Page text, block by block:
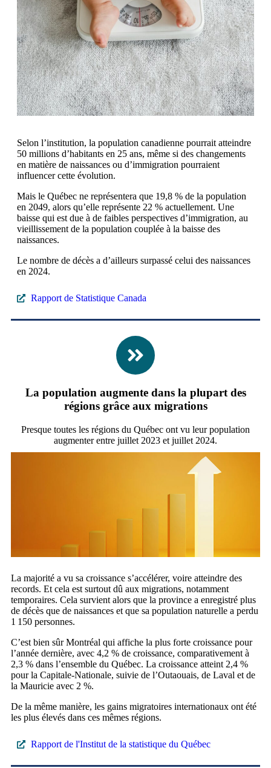
Selon l’institution, la population canadienne pourrait atteindre
50 millions d’habitants en 25 ans, même si des changements
en matière de naissances ou d’immigration pourraient
influencer cette évolution.
Mais le Québec ne représentera que 19,8 % de la population
en 2049, alors qu’elle représente 22 % actuellement. Une
baisse qui est due à de faibles perspectives d’immigration, au
vieillissement de la population couplée à la baisse des
naissances.
Le nombre de décès a d’ailleurs surpassé celui des naissances
en 2024.
Rapport de Statistique Canada
La population augmente dans la plupart des
régions grâce aux migrations
Presque toutes les régions du Québec ont vu leur population
augmenter entre juillet 2023 et juillet 2024.
La majorité a vu sa croissance s’accélérer, voire atteindre des
records. Et cela est surtout dû aux migrations, notamment
temporaires. Cela survient alors que la province a enregistré plus
de décès que de naissances et que sa population naturelle a perdu
1 150 personnes.
C’est bien sûr Montréal qui affiche la plus forte croissance pour
l’année dernière, avec 4,2 % de croissance, comparativement à
2,3 % dans l’ensemble du Québec. La croissance atteint 2,4 %
pour la Capitale-Nationale, suivie de l’Outaouais, de Laval et de
la Mauricie avec 2 %.
De la même manière, les gains migratoires internationaux ont été
les plus élevés dans ces mêmes régions.
Rapport de l'Institut de la statistique du Québec